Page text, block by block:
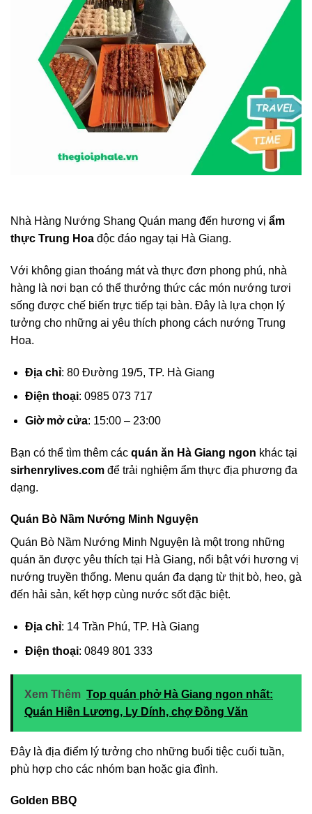
Nhà Hàng Nướng Shang Quán mang đến hương vị ẩm
thực Trung Hoa độc đáo ngay tại Hà Giang.
Với không gian thoáng mát và thực đơn phong phú, nhà
hàng là nơi bạn có thể thưởng thức các món nướng tươi
sống được chế biến trực tiếp tại bàn. Đây là lựa chọn lý
tưởng cho những ai yêu thích phong cách nướng Trung
Hoa.
Địa chỉ: 80 Đường 19/5, TP. Hà Giang
Điện thoại: 0985 073 717
Giờ mở cửa: 15:00 – 23:00
Bạn có thể tìm thêm các quán ăn Hà Giang ngon khác tại
sirhenrylives.com để trải nghiệm ẩm thực địa phương đa
dạng.
Quán Bò Nầm Nướng Minh Nguyện
Quán Bò Nầm Nướng Minh Nguyện là một trong những
quán ăn được yêu thích tại Hà Giang, nổi bật với hương vị
nướng truyền thống. Menu quán đa dạng từ thịt bò, heo, gà
đến hải sản, kết hợp cùng nước sốt đặc biệt.
Địa chỉ: 14 Trần Phú, TP. Hà Giang
Điện thoại: 0849 801 333
Xem Thêm Top quán phở Hà Giang ngon nhất:
Quán Hiền Lương, Ly Dính, chợ Đồng Văn
Đây là địa điểm lý tưởng cho những buổi tiệc cuối tuần,
phù hợp cho các nhóm bạn hoặc gia đình.
Golden BBQ